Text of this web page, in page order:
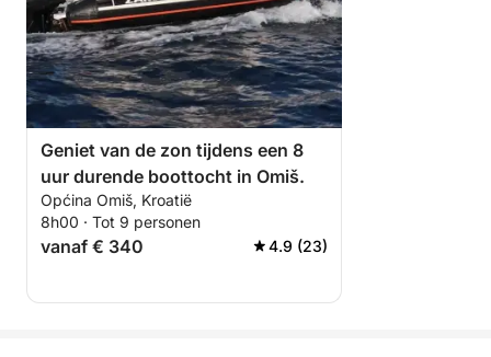
Geniet van de zon tijdens een 8
uur durende boottocht in Omiš.
Općina Omiš, Kroatië
8h00 · Tot 9 personen
vanaf € 340 4.9 (23)